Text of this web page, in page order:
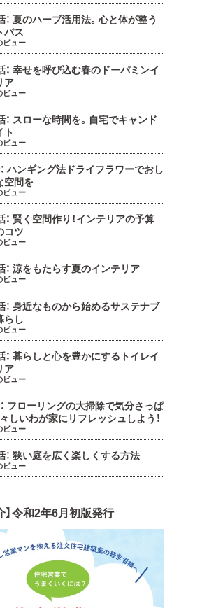
：夏のハーブ活用法。心と体が整う
バス
ビュー
：幸せを呼び込む春のドーパミンイ
ア
ビュー
スローな時間を。自宅でキャンド
ト
ビュー
ハンギング法ドライフラワーでおし
空間を
ビュー
賢く空間作り！インテリアの予算
コツ
ビュー
：涼をもたらす夏のインテリア
ビュー
：身近なものから始めるサステナブ
らし
ビュー
：暮らしと心を豊かにするトイレイ
ア
ビュー
フローリングの大掃除で気分さっぱ
々しいわが家にリフレッシュしよう！
ビュー
：狭い庭を広く楽しくする方法
ビュー
】令和2年6月初版発行